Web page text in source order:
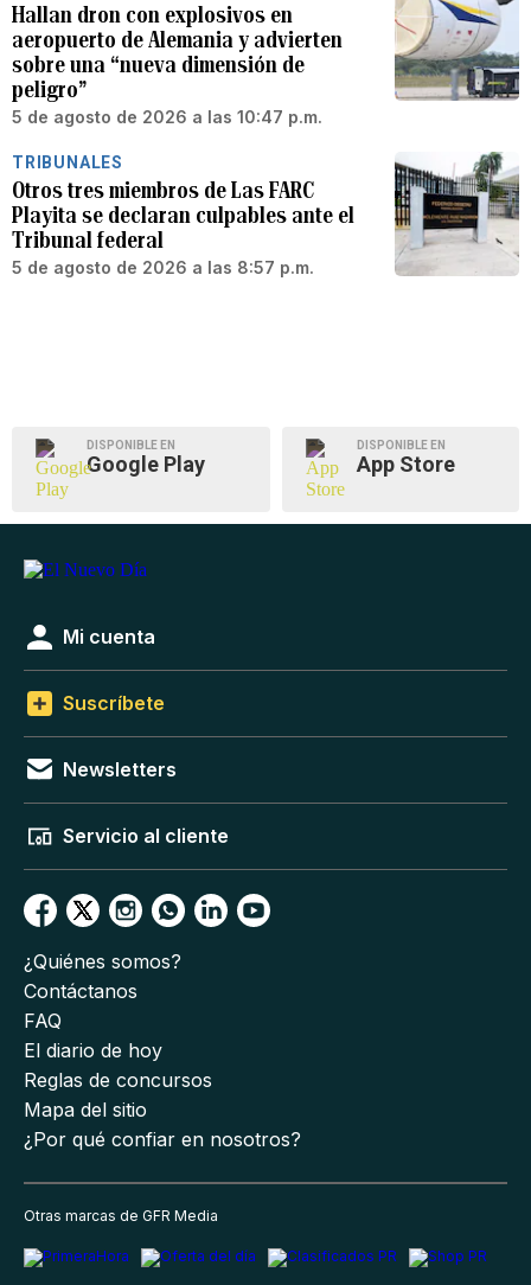
Hallan dron con explosivos en
aeropuerto de Alemania y advierten
sobre una “nueva dimensión de
peligro”
5 de agosto de 2026 a las 10:47 p.m.
TRIBUNALES
Otros tres miembros de Las FARC
Playita se declaran culpables ante el
Tribunal federal
5 de agosto de 2026 a las 8:57 p.m.
DISPONIBLE EN
Google Play
DISPONIBLE EN
App Store
Mi cuenta
Suscríbete
Newsletters
Servicio al cliente
¿Quiénes somos?
Contáctanos
FAQ
El diario de hoy
Reglas de concursos
Mapa del sitio
¿Por qué confiar en nosotros?
Otras marcas de GFR Media